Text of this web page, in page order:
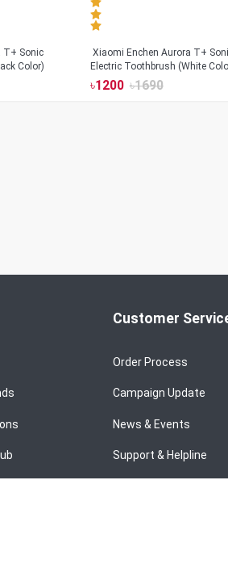
T+ Sonic
Color)
Xiaomi Enchen Aurora T+
Electric Toothbrush (White
৳1200 ৳1690
Customer
Order Process
Campaign Update
News & Events
Support & Helpline